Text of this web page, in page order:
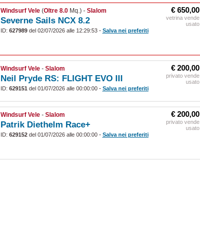
Windsurf Vele(Oltre 8.0Mq.) - Slalom
Severne Sails NCX 8.2
ID: 627989del 02/07/2026 alle 12:29:53- Salva nei preferiti
€ 650,00
vetrina vende
usato
Windsurf Vele - Slalom
Neil Pryde RS: FLIGHT EVO III
ID: 629151 del 01/07/2026 alle 00:00:00- Salva nei preferiti
€ 200,00
privato vende
usato
Windsurf Vele - Slalom
Patrik Diethelm Race+
ID: 629152del 01/07/2026 alle 00:00:00- Salva nei preferiti
€ 200,00
privato vende
usato